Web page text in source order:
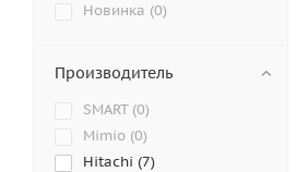
Новинка (0)
Производитель
SMART (0)
Mimio (0)
Hitachi (7)